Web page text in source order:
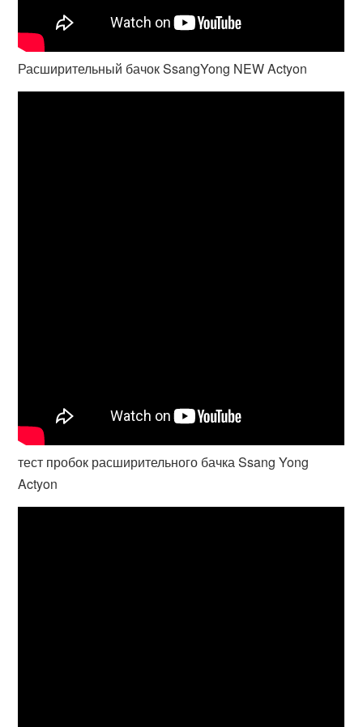
Расширительный бачок SsangYong NEW Actyon
тест пробок расширительного бачка Ssang Yong
Actyon